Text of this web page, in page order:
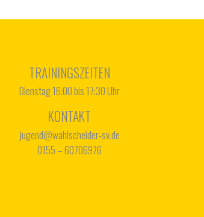
TRAININGSZEITEN
Dienstag 16:00 bis 17:30 Uhr
KONTAKT
jugend@wahlscheider-sv.de
0155 – 60706976